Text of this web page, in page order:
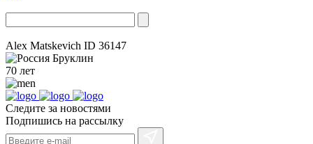
Alex Matskevich ID 36147
Бруклин
70 лет
Следите за новостями
Подпишись на рассылку